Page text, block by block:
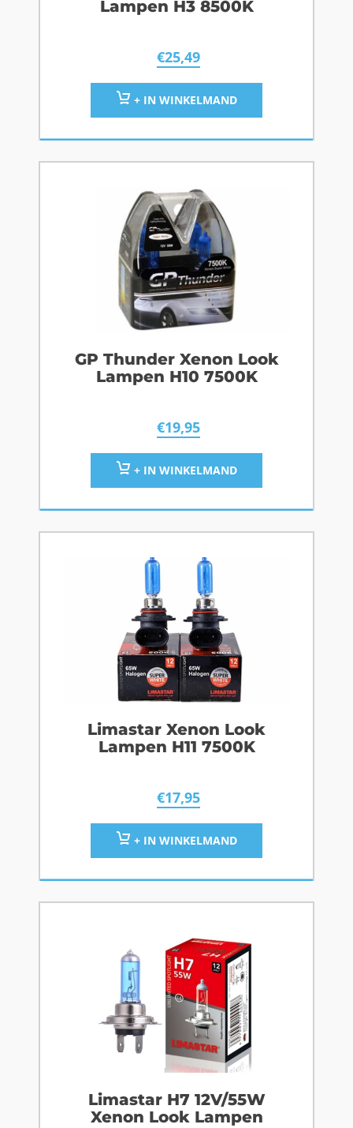
Lampen H3 8500K
€25,49
+ IN WINKELMAND
GP Thunder Xenon Look
Lampen H10 7500K
€19,95
+ IN WINKELMAND
Limastar Xenon Look
Lampen H11 7500K
€17,95
+ IN WINKELMAND
Limastar H7 12V/55W
Xenon Look Lampen